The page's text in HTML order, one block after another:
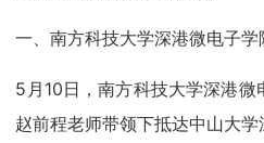
一、南方科技大学深港微电子
5月10日，南方科技大学深港
赵前程老师带领下抵达中山大学